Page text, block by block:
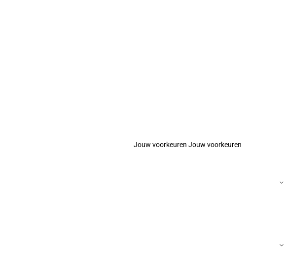
Jouw voorkeuren